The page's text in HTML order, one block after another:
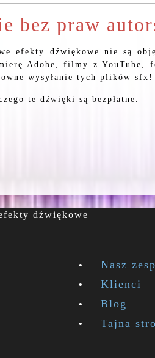
bez praw
efekty dźwiękowe nie są
Adobe, filmy z YouTube,
wysyłanie tych plików sfx!
te dźwięki są bezpłatne.
dźwiękowe
Nasz
Klienci
Blog
Tajna